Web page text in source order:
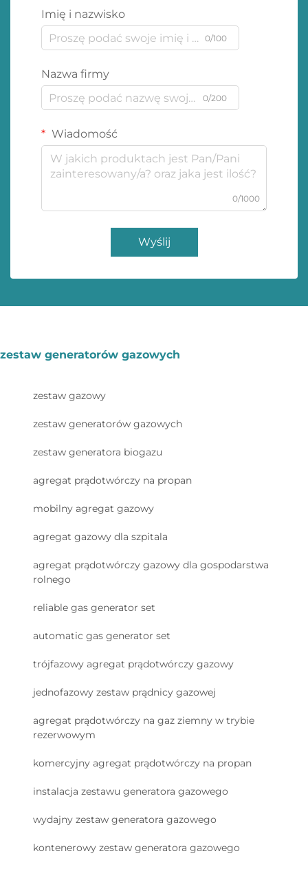
Imię i nazwisko
0/100
Nazwa firmy
0/200
Wiadomość
0/1000
Wyślij
zestaw generatorów gazowych
zestaw gazowy
zestaw generatorów gazowych
zestaw generatora biogazu
agregat prądotwórczy na propan
mobilny agregat gazowy
agregat gazowy dla szpitala
agregat prądotwórczy gazowy dla gospodarstwa
rolnego
reliable gas generator set
automatic gas generator set
trójfazowy agregat prądotwórczy gazowy
jednofazowy zestaw prądnicy gazowej
agregat prądotwórczy na gaz ziemny w trybie
rezerwowym
komercyjny agregat prądotwórczy na propan
instalacja zestawu generatora gazowego
wydajny zestaw generatora gazowego
kontenerowy zestaw generatora gazowego